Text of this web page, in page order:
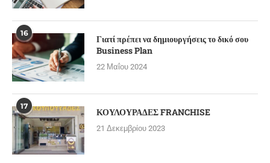
16
Γιατί πρέπει να δημιουργήσεις το δικό σου
Business Plan
22 Μαΐου 2024
17 ΚΟΥΛΟΥΡΑΔΕΣ FRANCHISE
21 Δεκεμβρίου 2023